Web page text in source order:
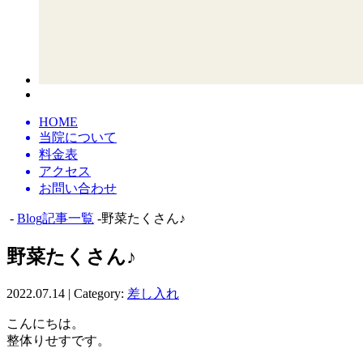
HOME
当院について
料金表
アクセス
お問い合わせ
- Blog記事一覧 -野菜たくさん♪
野菜たくさん♪
2022.07.14 | Category: 差し入れ
こんにちは。
整体りせすです。